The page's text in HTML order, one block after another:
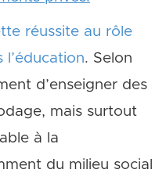
réussite au rôle
l’éducation. Selon
d’enseigner des
mais surtout
à la
du milieu social